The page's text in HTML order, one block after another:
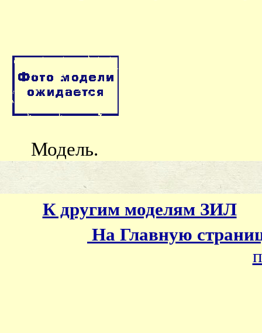
Модель.
К другим моделям ЗИЛ
На Главную